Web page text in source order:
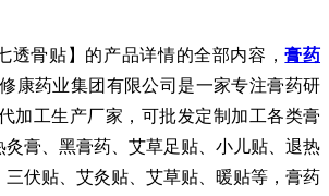
透骨贴】的产品详情的全部内容，膏药
康药业集团有限公司是一家专注膏药研
加工生产厂家，可批发定制加工各类膏
灸膏、黑膏药、艾草足贴、小儿贴、退热
三伏贴、艾灸贴、艾草贴、暖贴等，膏药